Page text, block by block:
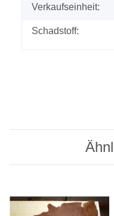
Verkaufseinheit:
Schadstoff: